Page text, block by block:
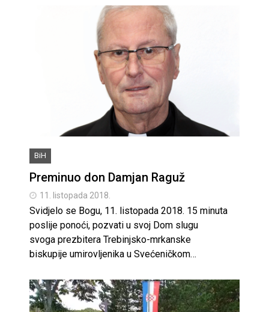
BiH
Preminuo don Damjan Raguž
11. listopada 2018.
Svidjelo se Bogu, 11. listopada 2018. 15 minuta
poslije ponoći, pozvati u svoj Dom slugu
svoga prezbitera Trebinjsko-mrkanske
biskupije umirovljenika u Svećeničkom…